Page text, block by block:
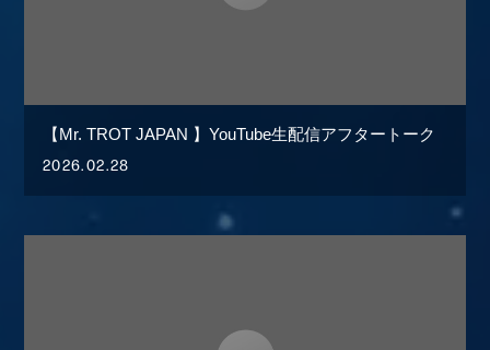
【Mr. TROT JAPAN 】YouTube生配信アフタートーク
2026.02.28